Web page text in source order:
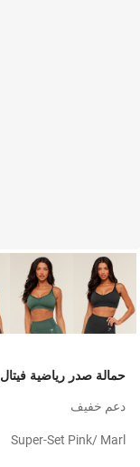
حمالة صدر رياضية فيتال
دعم خفيف
Super-Set Pink/ Marl